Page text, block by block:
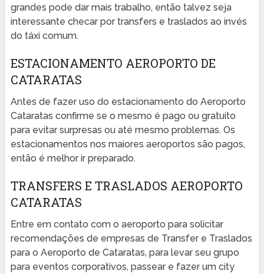
grandes pode dar mais trabalho, então talvez seja
interessante checar por transfers e traslados ao invés
do táxi comum.
ESTACIONAMENTO AEROPORTO DE
CATARATAS
Antes de fazer uso do estacionamento do Aeroporto
Cataratas confirme se o mesmo é pago ou gratuito
para evitar surpresas ou até mesmo problemas. Os
estacionamentos nos maiores aeroportos são pagos,
então é melhor ir preparado.
TRANSFERS E TRASLADOS AEROPORTO
CATARATAS
Entre em contato com o aeroporto para solicitar
recomendações de empresas de Transfer e Traslados
para o Aeroporto de Cataratas, para levar seu grupo
para eventos corporativos, passear e fazer um city